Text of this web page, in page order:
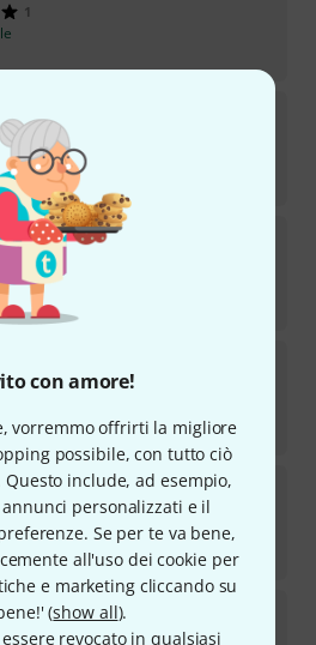
con amore!
vorremmo offrirti la migliore
possibile, con tutto ciò
Questo include, ad esempio,
personalizzati e il
Se per te va bene,
all'uso dei cookie per
e marketing cliccando su
(show all).
revocato in qualsiasi
1
Light Case 601 15 Trumpet
25
Bart van Lier .480/88" MKII
6
entro 5–7 settimane
Spirit Bb-Trumpet lacquered